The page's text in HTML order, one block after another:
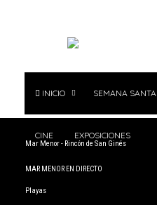
INICIO SEMANA SANTA
CINE EXPOSICIONES
Mar Menor - Rincón de San Ginés
MAR MENOR EN DIRECTO
Playas